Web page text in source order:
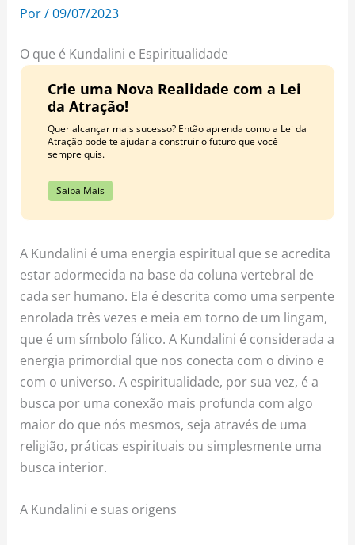
m t
Por/09/07/2023
O que é Kundalini e Espiritualidade
Crie uma Nova Realidade com a Lei
da Atração!
Quer alcançar mais sucesso? Então aprenda como a Lei da
Atração pode te ajudar a construir o futuro que você
sempre quis.
Saiba Mais
A Kundalini é uma energia espiritual que se acredita
estar adormecida na base da coluna vertebral de
cada ser humano. Ela é descrita como uma serpente
enrolada três vezes e meia em torno de um lingam,
que é um símbolo fálico. A Kundalini é considerada a
energia primordial que nos conecta com o divino e
com o universo. A espiritualidade, por sua vez, é a
busca por uma conexão mais profunda com algo
maior do que nós mesmos, seja através de uma
religião, práticas espirituais ou simplesmente uma
busca interior.
A Kundalini e suas origens